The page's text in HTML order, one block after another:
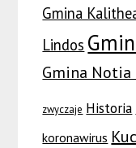
Gmina
Lindos
Gmina Notia
zwyczaje Historia
koronawirus